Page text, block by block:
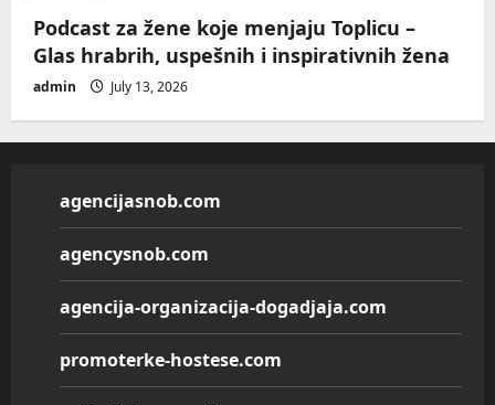
Podcast za žene koje menjaju Toplicu –
Glas hrabrih, uspešnih i inspirativnih žena
admin July 13, 2026
agencijasnob.com
agencysnob.com
agencija-organizacija-dogadjaja.com
promoterke-hostese.com